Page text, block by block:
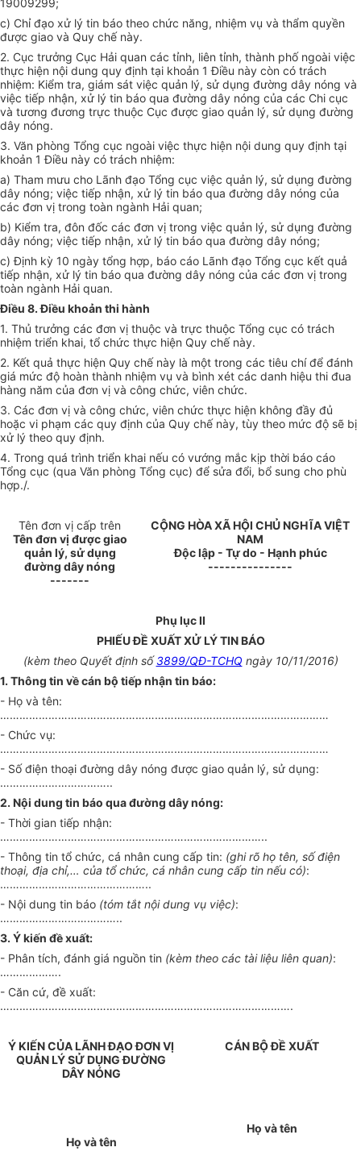
19009299;
c) Chỉ đạo xử lý tin báo theo chức năng, nhiệm vụ và thẩm quyền
được giao và Quy chế này.
2. Cục trưởng Cục Hải quan các tỉnh, liên tỉnh, thành phốngoài việc
thực hiện nội dung quy định tại khoản 1 Điều này còn có trách
nhiệm: Kiểm tra, giám sát việc quản lý, sử dụng đường dây nóng và
việc tiếp nhận, xử lý tin báo qua đường dây nóng của các Chi cục
và tương đương trực thuộc Cục được giao quản lý, sử dụng đường
dây nóng.
3. Văn phòng Tổng cục ngoài việc thực hiện nội dung quy định tại
khoản 1 Điều này có trách nhiệm:
a) Tham mưu cho Lãnh đạo Tổng cục việc quản lý, sử dụng đường
dây nóng; việc tiếp nhận, xử lý tin báo qua đường dây nóng của
các đơn vị trong toàn ngành Hải quan;
b) Kiểm tra, đôn đốc các đơn vị trong việc quản lý, sử dụng đường
dây nóng; việc tiếp nhận, xử lý tin báo qua đường dây nóng;
c) Định kỳ 10 ngày tổng hợp, báo cáo Lãnh đạo Tổng cục kết quả
tiếp nhận, xử lý tin báo qua đường dây nóng của các đơn vị trong
toàn ngành Hải quan.
Điều 8. Điều khoản thi hành
1. Thủ trưởng các đơn vị thuộc và trực thuộc Tổng cục có trách
nhiệm triển khai, tổ chức thực hiện Quy chế này.
2. Kết quả thực hiện Quy chế này là một trong các tiêu chí để đánh
giá mức độ hoàn thành nhiệm vụ và bình xét các danh hiệu thi đua
hàng năm của đơn vị và công chức, viên chức.
3. Các đơn vị và công chức, viên chức thực hiện không đầy đủ
hoặc vi phạm các quy định của Quy chế này, tùy theo mức độ sẽ bị
xử lý theo quy định.
4. Trong quá trình triển khai nếu có vướng mắc kịp thời báo cáo
Tổng cục (qua Văn phòng Tổng cục) để sửa đổi, bổ sung cho phù
hợp./.
Tên đơn vị cấp trên
Tên đơn vị được giao
quản lý, sử dụng
đường dây nóng
-------
CỘNG HÒA XÃ HỘI CHỦ NGHĨA VIỆT
NAM
Độc lập - Tự do - Hạnh phúc
---------------
Phụ lục II
PHIẾU ĐỀ XUẤT XỬ LÝ TIN BÁO
(kèm theo Quyết định số 3899/QĐ-TCHQ ngày 10/11/2016)
1. Thông tin vềcán bộ tiếp nhận tin báo:
- Họ và tên:
…………………………………………………………………………………………
- Chức vụ:
…………………………………………………………………………………………
- Số điện thoại đường dây nóng được giao quản lý, sử dụng:
……………………………..
2. Nội dung tin báo qua đường dây nóng:
- Thời gian tiếp nhận:
………………………………………………………………………..
- Thông tin tổ chức, cá nhân cung cấp tin: (ghi rõ họ tên, sốđiện
thoại, địa chỉ,… của tổ chức, cá nhân cung cấp tin nếu có):
………………………………………..
- Nội dung tin báo (tóm tắt nội dung vụ việc):
………………………………..
3. Ýkiến đề xuất:
- Phân tích, đánh giá nguồn tin (kèm theo các tài liệu liên quan):
……………….
- Căn cứ, đề xuất:
……………………………………………………………………………….
Ý KIẾN CỦA LÃNH ĐẠO ĐƠN VỊ
QUẢN LÝ SỬ DỤNG ĐƯỜNG
DÂY NÓNG
Họ và tên
CÁN BỘ ĐỀ XUẤT
Họ và tên